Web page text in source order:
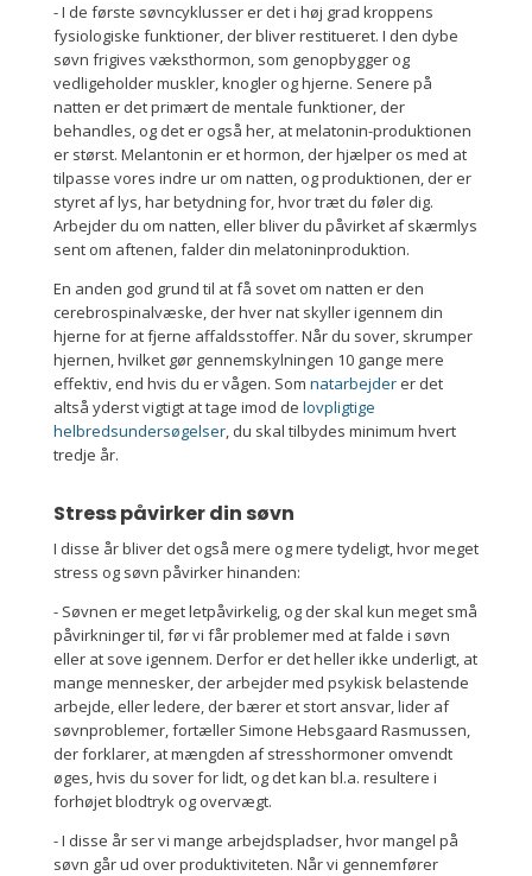
- I de første søvncyklusser er det i høj grad kroppens
fysiologiske funktioner, der bliver restitueret. I den dybe
søvn frigives væksthormon, som genopbygger og
vedligeholder muskler, knogler og hjerne. Senere på
natten er det primært de mentale funktioner, der
behandles, og det er også her, at melatonin-produktionen
er størst. Melantonin er et hormon, der hjælper os med at
tilpasse vores indre ur om natten, og produktionen, der er
styret af lys, har betydning for, hvor træt du føler dig.
Arbejder du om natten, eller bliver du påvirket af skærmlys
sent om aftenen, falder din melatoninproduktion.
En anden god grund til at få sovet om natten er den
cerebrospinalvæske, der hver nat skyller igennem din
hjerne for at fjerne affaldsstoffer. Når du sover, skrumper
hjernen, hvilket gør gennemskylningen 10 gange mere
effektiv, end hvis du er vågen. Som natarbejderer det
altså yderst vigtigt at tage imod de lovpligtige
helbredsundersøgelser, du skal tilbydes minimum hvert
tredje år.
Stress påvirker din søvn
I disse år bliver det også mere og mere tydeligt, hvor meget
stress og søvn påvirker hinanden:
- Søvnen er meget letpåvirkelig, og der skal kun meget små
påvirkninger til, før vi får problemer med at falde i søvn
eller at sove igennem. Derfor er det heller ikke underligt, at
mange mennesker, der arbejder med psykisk belastende
arbejde, eller ledere, der bærer et stort ansvar, lider af
søvnproblemer, fortæller Simone Hebsgaard Rasmussen,
der forklarer, at mængden af stresshormoner omvendt
øges, hvis du sover for lidt, og det kan bl.a. resultere i
forhøjet blodtryk og overvægt.
- I disse år ser vi mange arbejdspladser, hvor mangel på
søvn går ud over produktiviteten. Når vi gennemfører